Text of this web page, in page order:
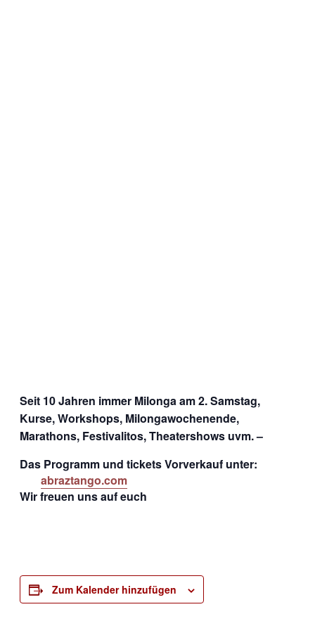
Seit 10 Jahren immer Milonga am 2. Samstag,
Kurse, Workshops, Milongawochenende,
Marathons, Festivalitos, Theatershows uvm. –
Das Programm und tickets Vorverkauf unter:
abraztango.com
Wir freuen uns auf euch
Zum Kalender hinzufügen